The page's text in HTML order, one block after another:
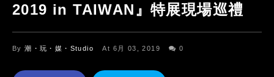
2019 in TAIWAN』特展現場巡禮
By潮・玩・媒・Studio At 6月 03, 2019 0